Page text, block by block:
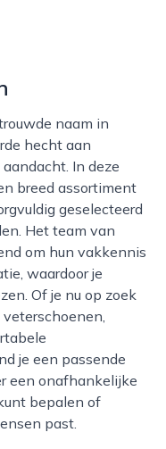
hecht aan
In deze
breed assortiment
geselecteerd
Het team van
om hun vakkennis
waardoor je
Of je nu op zoek
je een passende
een onafhankelijke
bepalen of
past.